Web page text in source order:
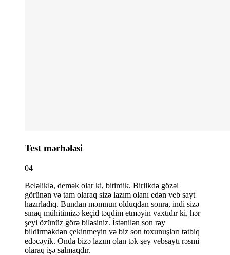
Test mərhələsi
04
Beləliklə, demək olar ki, bitirdik. Birlikdə gözəl
görünən və tam olaraq sizə lazım olanı edən veb sayt
hazırladıq. Bundan məmnun olduqdan sonra, indi sizə
sınaq mühitimizə keçid təqdim etməyin vaxtıdır ki, hər
şeyi özünüz görə biləsiniz. İstənilən son rəy
bildirməkdən çekinmeyin və biz son toxunuşları tətbiq
edəcəyik. Onda bizə lazım olan tək şey vebsaytı rəsmi
olaraq işə salmaqdır.